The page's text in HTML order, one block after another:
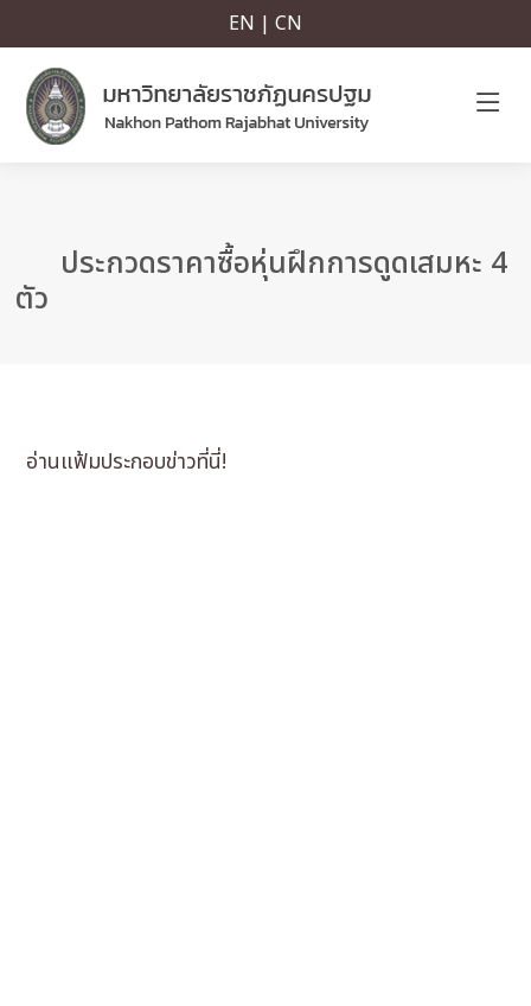
EN | CN
ประกวดราคาซื้อหุ่นฝึกการดูดเสมหะ 4
ตัว
อ่านแฟ้มประกอบข่าวที่นี่!